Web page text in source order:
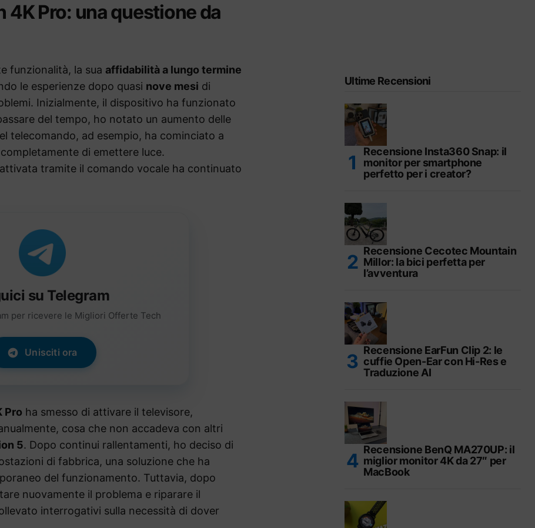
4K Pro: una questione da
funzionalità, la sua affidabilità a lungo termine
le esperienze dopo quasi nove mesi di
Inizialmente, il dispositivo ha funzionato
del tempo, ho notato un aumento delle
telecomando, ad esempio, ha cominciato a
di emettere luce.
tramite il comando vocale ha continuato
su Telegram
per ricevere le Migliori Offerte Tech
Unisciti ora
Pro ha smesso di attivare il televisore,
cosa che non accadeva con altri
5. Dopo continui rallentamenti, ho deciso di
di fabbrica, una soluzione che ha
del funzionamento. Tuttavia, dopo
nuovamente il problema e riparare il
interrogativi sulla necessità di dover
Ultime Recensioni
Recensione Insta360 Snap: il
monitor per smartphone
perfetto per i creator?
Recensione Cecotec Mountain
Millor: la bici perfetta per
l’avventura
Recensione EarFun Clip 2: le
cuffie Open-Ear con Hi-Res e
Traduzione AI
Recensione BenQ MA270UP: il
miglior monitor 4K da 27″ per
MacBook